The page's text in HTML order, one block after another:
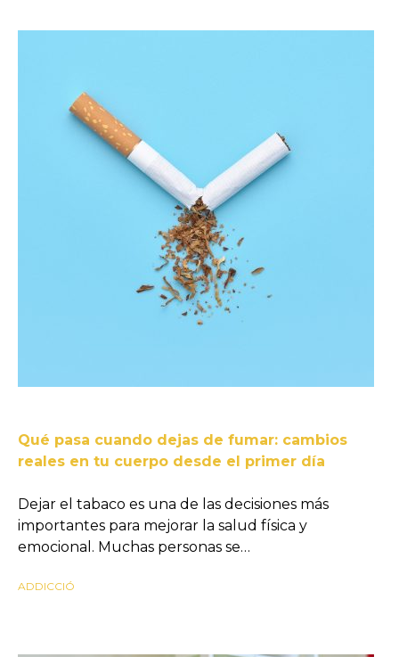
Qué pasa cuando dejas de fumar: cambios
reales en tu cuerpo desde el primer día
Dejar el tabaco es una de las decisiones más
importantes para mejorar la salud física y
emocional. Muchas personas se…
ADDICCIÓ